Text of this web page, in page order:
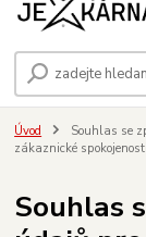
Úvod
Souhlas se
zákaznické spokojenosti
Souhlas